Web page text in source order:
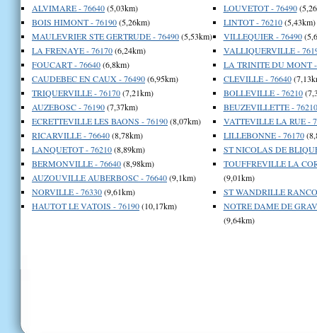
ALVIMARE - 76640(5,03km)
BOIS HIMONT - 76190(5,26km)
MAULEVRIER STE GERTRUDE - 76490(5,53km)
LA FRENAYE - 76170(6,24km)
FOUCART - 76640(6,8km)
CAUDEBEC EN CAUX - 76490(6,95km)
TRIQUERVILLE - 76170(7,21km)
AUZEBOSC - 76190(7,37km)
ECRETTEVILLE LES BAONS - 76190(8,07km)
RICARVILLE - 76640(8,78km)
LANQUETOT - 76210(8,89km)
BERMONVILLE - 76640(8,98km)
AUZOUVILLE AUBERBOSC - 76640(9,1km)
NORVILLE - 76330(9,61km)
HAUTOT LE VATOIS - 76190(10,17km)
LOUVETOT - 76490
LINTOT - 76210(5,43km)
VILLEQUIER - 76490
VALLIQUERVILLE -
LA TRINITE DU MONT -
CLEVILLE - 76640
BOLLEVILLE - 76210
BEUZEVILLETTE - 76210
VATTEVILLE LA RUE -
LILLEBONNE - 76170
ST NICOLAS DE
TOUFFREVILLE LA
(9,01km)
ST WANDRILLE
NOTRE DAME DE
(9,64km)